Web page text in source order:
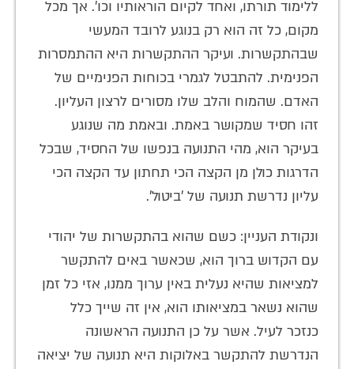
ללימוד תורתו, ואחד לקיום הוראותיו וכו'. אך מכל
מקום, כל זה הוא רק בנוגע לרובד המעשי
שבהתקשרות. ועיקר ההתקשרות היא ההתמסרות
הפנימית. להתבטל לגמרי בכוחות הפנימיים של
האדם. שהמוח והלב שלו מסורים לרצון העליון.
זהו חסיד שמקושר באמת. ובאמת מה שנוגע
בעיקר הוא, מהי התנועה בנפשו של החסיד, שבכל
הדרגות כולן מן הקצה הכי תחתון עד הקצה הכי
עליון נדרשת תנועה של 'ביטול'.
ונקודת העניין: כשם שהוא בהתקשרות של יהודי
עם הקדוש ברוך הוא, שכאשר באים להתקשר
למציאות שהיא נעלית באין ערוך ממנו, אזי כל זמן
שהוא נשאר במציאותו הוא, אין זה שייך כלל
כנזכר לעיל. אשר על כן התנועה הראשונה
הנדרשת להתקשר באלוקות היא תנועה של יציאה